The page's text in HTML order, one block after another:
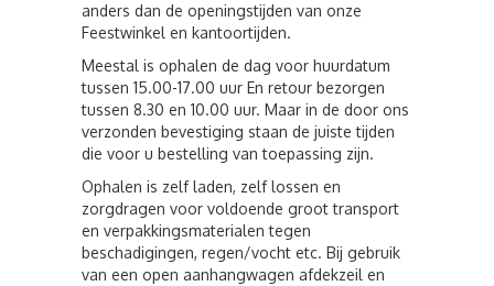
anders dan de openingstijden van onze
Feestwinkel en kantoortijden.
Meestal is ophalen de dag voor huurdatum
tussen 15.00-17.00 uur En retour bezorgen
tussen 8.30 en 10.00 uur. Maar in de door ons
verzonden bevestiging staan de juiste tijden
die voor u bestelling van toepassing zijn.
Ophalen is zelf laden, zelf lossen en
zorgdragen voor voldoende groot transport
en verpakkingsmaterialen tegen
beschadigingen, regen/vocht etc. Bij gebruik
van een open aanhangwagen afdekzeil en